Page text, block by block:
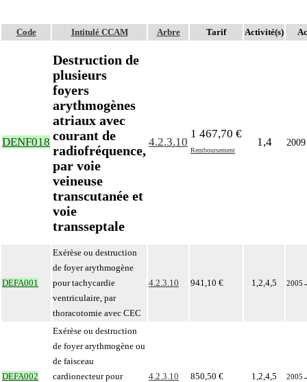
Code Intitulé CCAM Arbre Tarif Activité(s)
DENF018
Destruction de
plusieurs
foyers
arythmogènes
atriaux avec
courant de
radiofréquence,
par voie
veineuse
transcutanée et
voie
transseptale
4.2.3.10
1 467,70 €
Remboursement
1,4 2009
DEFA001
Exérèse ou destruction
de foyer arythmogène
pour tachycardie
ventriculaire, par
thoracotomie avec CEC
4.2.3.10 941,10 € 1,2,4,5 2005
DEFA002
Exérèse ou destruction
de foyer arythmogène ou
de faisceau
cardionecteur pour
4.2.3.10 850,50 € 1,2,4,5 2005